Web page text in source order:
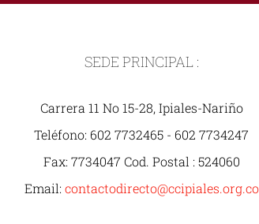
SEDE PRINCIPAL :
Carrera 11 No 15-28, Ipiales-Nariño
Teléfono: 602 7732465 - 602 7734247
Fax: 7734047 Cod. Postal : 524060
Email: contactodirecto@ccipiales.org.co